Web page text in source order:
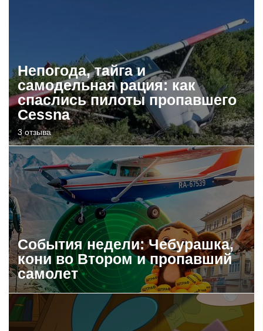
Непогода, тайга и
самодельная рация: как
спаслись пилоты пропавшего
Cessna
3 отзыва
События недели: Чебурашка,
кони во Втором и пропавший
самолет